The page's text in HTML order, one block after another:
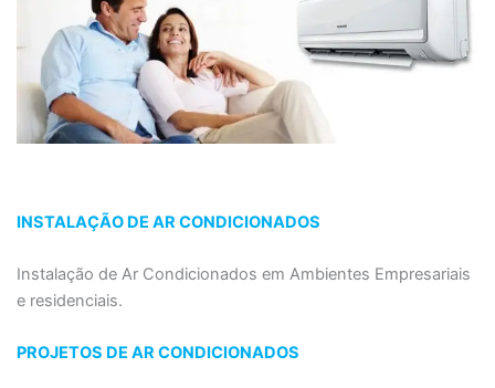
INSTALAÇÃO DE AR CONDICIONADOS
Instalação de Ar Condicionados em Ambientes Empresariais
e residenciais.
PROJETOS DE AR CONDICIONADOS